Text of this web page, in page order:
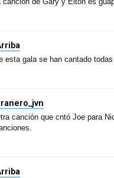
esta gala se han cantado
canción que cntó Joe para